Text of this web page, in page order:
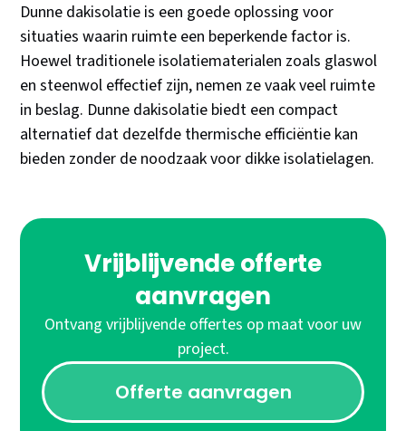
Dunne dakisolatie is een goede oplossing voor
situaties waarin ruimte een beperkende factor is.
Hoewel traditionele isolatiematerialen zoals glaswol
en steenwol effectief zijn, nemen ze vaak veel ruimte
in beslag. Dunne dakisolatie biedt een compact
alternatief dat dezelfde thermische efficiëntie kan
bieden zonder de noodzaak voor dikke isolatielagen.
Vrijblijvende offerte
aanvragen
Ontvang vrijblijvende offertes op maat voor uw
project.
Offerte aanvragen